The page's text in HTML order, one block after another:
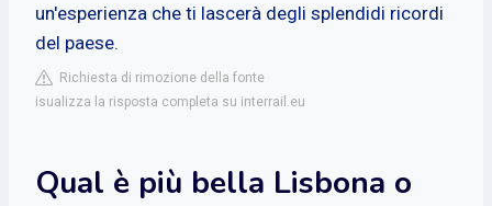
un'esperienza che ti lascerà degli splendidi ricordi
del paese.
Richiesta di rimozione della fonte
isualizza la risposta completa su interrail.eu
Qual è più bella Lisbona o